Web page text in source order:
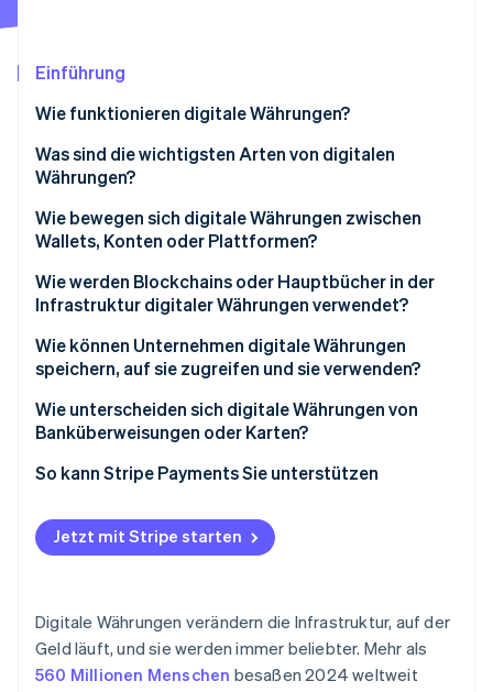
CO₂-Entnahme
Identity
Online-Identitätsprüfung
Stripe-Sessions 2026
Erfahren Sie, wie Stripe Lösungen für die
Jetzt ansehen
Einführung
Wie funktionieren digitale Währungen?
Was sind die wichtigsten Arten von digitalen
Währungen?
Kryptowährungen
Digitale Währungen der Zentralbanken (CBDCs)
Private und Plattform-Währungen
Wie bewegen sich digitale Währungen zwischen
Wallets, Konten oder Plattformen?
Erstellung der Transaktion
Übertragung an das Netzwerk
Bestätigung und Aufzeichnung
Aktualisierung der Salden
Wie werden Blockchains oder Hauptbücher in der
Infrastruktur digitaler Währungen verwendet?
Wie können Unternehmen digitale Währungen
speichern, auf sie zugreifen und sie verwenden?
Wie sie gespeichert werden
Wie Sie darauf zugreifen
Wie sie verwendet werden
Wie unterscheiden sich digitale Währungen von
Banküberweisungen oder Karten?
So kann Stripe Payments Sie unterstützen
Jetzt mit Stripe starten
Digitale Währungen verändern die Infrastruktur, auf der
Geld läuft, und sie werden immer beliebter. Mehr als
560 Millionen Menschen besaßen 2024 weltweit